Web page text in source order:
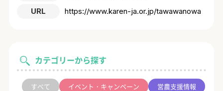
カテゴリーから探す
すべて イベント・キャンペーン 営農支援情報
URL
https://www.karen-ja.or.jp/tawawanowa